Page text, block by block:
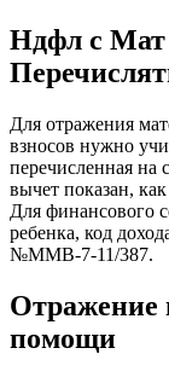
Ндфл с
Для отражения
взносов нужно
перечисленная на
вычет показан,
Для финансового
ребенка, код
№ММВ-7-11/387.
Отражение
помощи